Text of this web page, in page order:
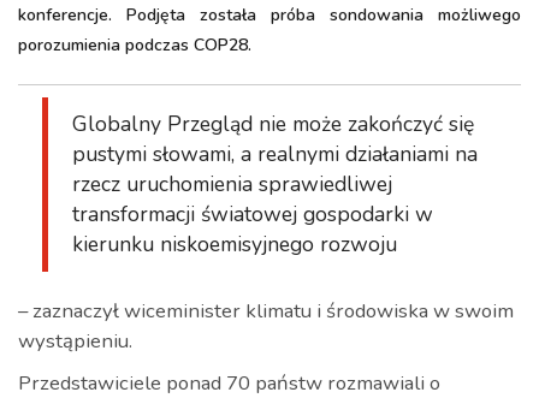
konferencje. Podjęta została próba sondowania możliwego
porozumienia podczas COP28.
Globalny Przegląd nie może zakończyć się
pustymi słowami, a realnymi działaniami na
rzecz uruchomienia sprawiedliwej
transformacji światowej gospodarki w
kierunku niskoemisyjnego rozwoju
– zaznaczył wiceminister klimatu i środowiska w swoim
wystąpieniu.
Przedstawiciele ponad 70 państw rozmawiali o